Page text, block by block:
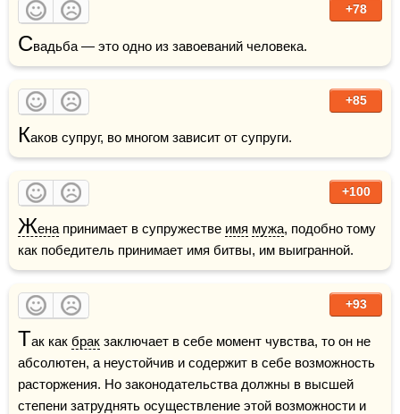
+78
Свадьба — это одно из завоеваний человека.
+85
Каков супруг, во многом зависит от супруги.
+100
Жена принимает в супружестве имя мужа, подобно тому
как победитель принимает имя битвы, им выигранной.
+93
Так как брак заключает в себе момент чувства, то он не
абсолютен, а неустойчив и содержит в себе возможность
расторжения. Но законодательства должны в высшей
степени затруднять осуществление этой возможности и